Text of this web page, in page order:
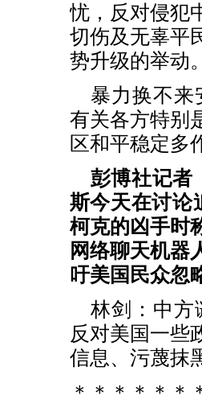
忧，反对侵犯
切伤及无辜平
势升级的举动。
暴力换不来
有关各方特别
区和平稳定多
彭博社记者
斯今天在讨论
柯克的凶手时
网络聊天机器
吁美国民众忽
林剑：中方
反对美国一些
信息、污蔑抹
＊＊＊＊＊＊